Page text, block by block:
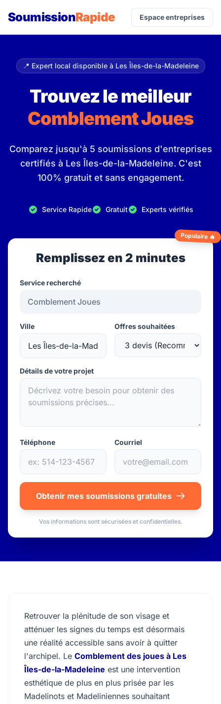
SoumissionRapide Espace entreprises
📍 Expert local disponible à Les Îles-de-la-Madeleine
Trouvez le meilleur
Comblement Joues
Comparez jusqu'à 5 soumissions d'entreprises
certifiés à Les Îles-de-la-Madeleine. C'est
100% gratuit et sans engagement.
Service Rapide Gratuit Experts vérifiés
Populaire 🔥
Remplissez en 2 minutes
Service recherché
Ville Offres souhaitées
Détails de votre projet
Téléphone Courriel
Obtenir mes soumissions gratuites
Vos informations sont sécurisées et confidentielles.
Retrouver la plénitude de son visage et
atténuer les signes du temps est désormais
une réalité accessible sans avoir à quitter
l'archipel. Le Comblement des joues à Les
Îles-de-la-Madeleine est une intervention
esthétique de plus en plus prisée par les
Madelinots et Madeliniennes souhaitant